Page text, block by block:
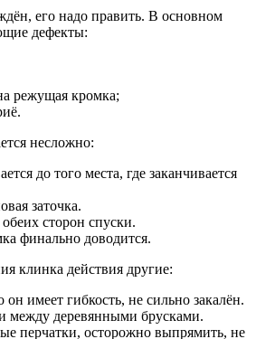
его надо править. В основном
дефекты:
режущая кромка;
несложно:
до того места, где заканчивается
заточка.
сторон спуски.
финально доводится.
клинка действия другие:
он имеет гибкость, не сильно закалён.
между деревянными брусками.
перчатки, осторожно выпрямить, не